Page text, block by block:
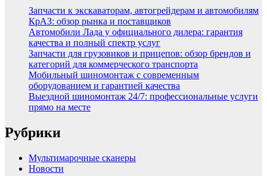
Запчасти к экскаваторам, автогрейдерам и автомобилям
КрАЗ: обзор рынка и поставщиков
Автомобили Лада у официального дилера: гарантия
качества и полный спектр услуг
Запчасти для грузовиков и прицепов: обзор брендов и
категорий для коммерческого транспорта
Мобильный шиномонтаж с современным
оборудованием и гарантией качества
Выездной шиномонтаж 24/7: профессиональные услуги
прямо на месте
Рубрики
Мультимарочные сканеры
Новости